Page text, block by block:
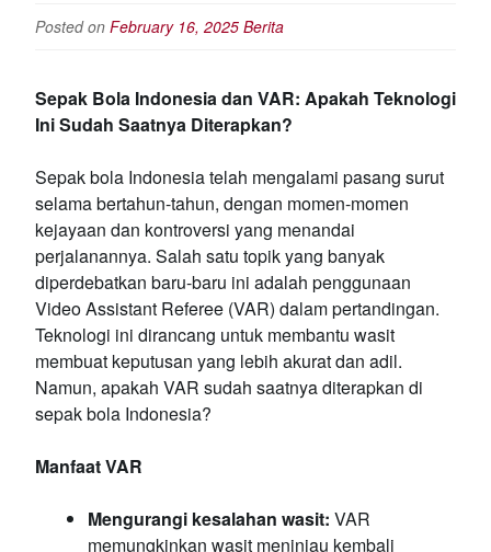
Posted on February 16, 2025 Berita
Sepak Bola Indonesia dan VAR: Apakah Teknologi
Ini Sudah Saatnya Diterapkan?
Sepak bola Indonesia telah mengalami pasang surut
selama bertahun-tahun, dengan momen-momen
kejayaan dan kontroversi yang menandai
perjalanannya. Salah satu topik yang banyak
diperdebatkan baru-baru ini adalah penggunaan
Video Assistant Referee (VAR) dalam pertandingan.
Teknologi ini dirancang untuk membantu wasit
membuat keputusan yang lebih akurat dan adil.
Namun, apakah VAR sudah saatnya diterapkan di
sepak bola Indonesia?
Manfaat VAR
Mengurangi kesalahan wasit: VAR
memungkinkan wasit meninjau kembali